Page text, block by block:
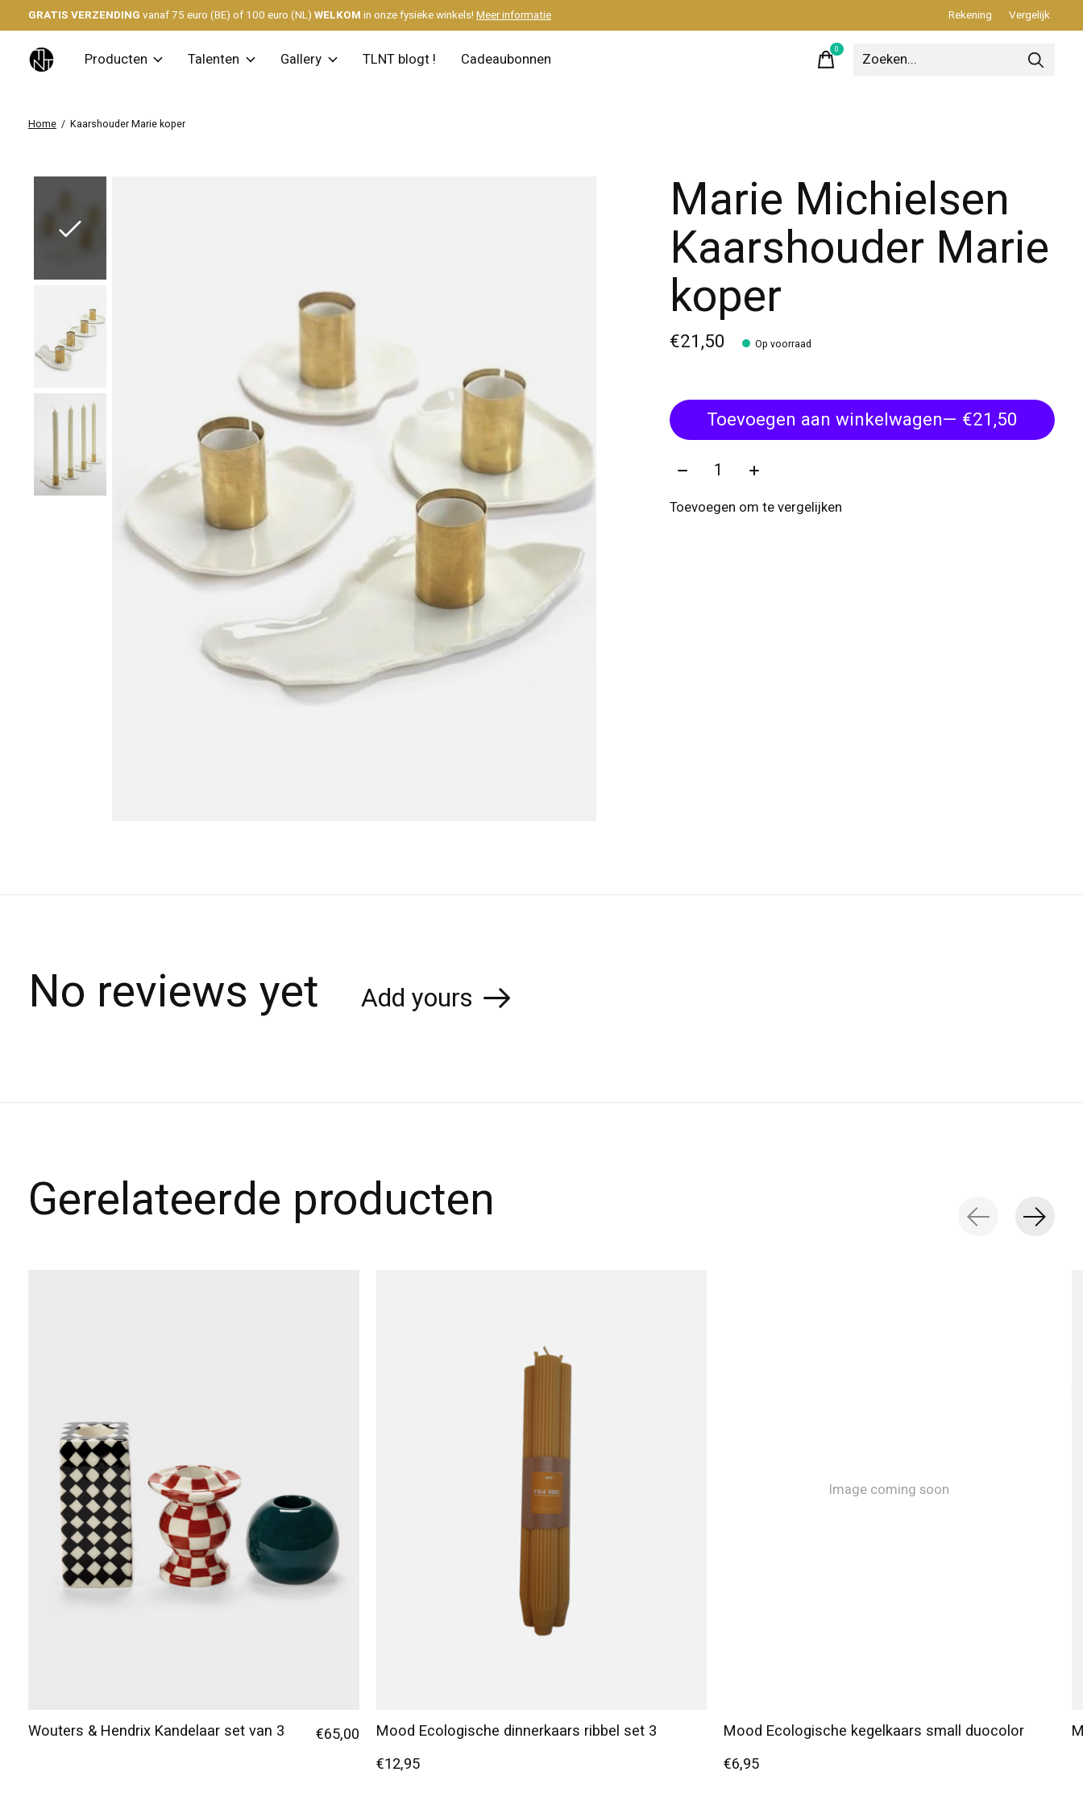
GRATIS VERZENDING vanaf 75 euro (BE) of 100 euro (NL) WELKOM in onze fysieke winkels!Meer informatie Rekening Vergelijk
Producten Talenten Gallery TLNT blogt ! Cadeaubonnen
0items
Home / Kaarshouder Marie koper
Marie Michielsen
Kaarshouder Marie
koper
€21,50 Op voorraad
Toevoegen aan winkelwagen
— €21,50
Aantal:
Toevoegen om te vergelijken
No reviews yet Add yours
Gerelateerde producten
Wouters & Hendrix Kandelaar set van 3 €65,00
Mood Ecologische dinnerkaars ribbel set 3
€12,95
Image coming soon
Mood Ecologische kegelkaars small duocolor
€6,95